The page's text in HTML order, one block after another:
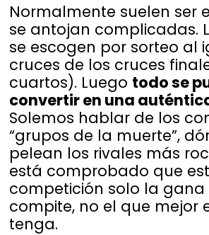
Normalmente suelen ser
se antojan complicadas.
se escogen por sorteo al
cruces de los cruces
cuartos). Luego todo se
convertir en una
Solemos hablar de los
“grupos de la muerte”,
pelean los rivales más
está comprobado que
competición solo la gana
compite, no el que mejor
tenga.